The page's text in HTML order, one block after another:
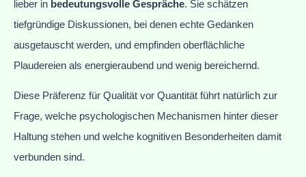
lieber in bedeutungsvolle Gespräche. Sie schätzen
tiefgründige Diskussionen, bei denen echte Gedanken
ausgetauscht werden, und empfinden oberflächliche
Plaudereien als energieraubend und wenig bereichernd.
Diese Präferenz für Qualität vor Quantität führt natürlich zur
Frage, welche psychologischen Mechanismen hinter dieser
Haltung stehen und welche kognitiven Besonderheiten damit
verbunden sind.